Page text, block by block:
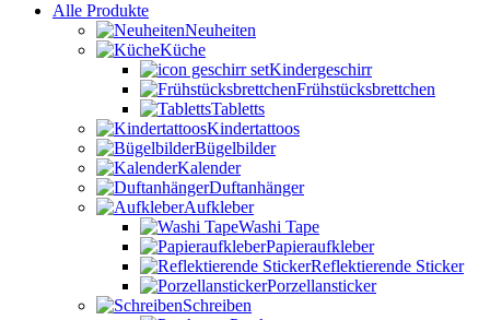
Alle Produkte
Neuheiten
Küche
Kindergeschirr
Frühstücksbrettchen
Tabletts
Kindertattoos
Bügelbilder
Kalender
Duftanhänger
Aufkleber
Washi Tape
Papieraufkleber
Reflektierende Sticker
Porzellansticker
Schreiben